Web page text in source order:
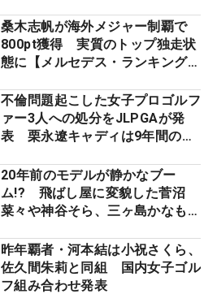
桑木志帆が海外メジャー制覇で
800pt獲得 実質のトップ独走状
態に【メルセデス・ランキング番
不倫問題起こした女子プロゴルフ
ァー3人への処分をJLPGAが発
表 栗永遼キャディは9年間の立
20年前のモデルが静かなブー
ム!? 飛ばし屋に変貌した菅沼
菜々や神谷そら、三ヶ島かなも使
ロたちの“飛ばしギア”】
昨年覇者・河本結は小祝さくら、
佐久間朱莉と同組 国内女子ゴル
フ組み合わせ発表